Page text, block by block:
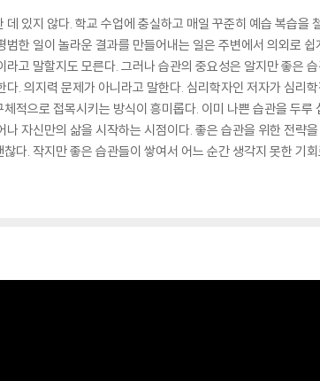
있지 않다. 학교 수업에 충실하고 매일 꾸준히 예습 복습을
한 일이 놀라운 결과를 만들어내는 일은 주변에서 의외로
고 말할지도 모른다. 그러나 습관의 중요성은 알지만 좋은
. 의지력 문제가 아니라고 말한다. 심리학자인 저자가 심리
적으로 접목시키는 방식이 흥미롭다. 이미 나쁜 습관을 두
자신만의 삶을 시작하는 시점이다. 좋은 습관을 위한 전략
다. 작지만 좋은 습관들이 쌓여서 어느 순간 생각지 못한 기